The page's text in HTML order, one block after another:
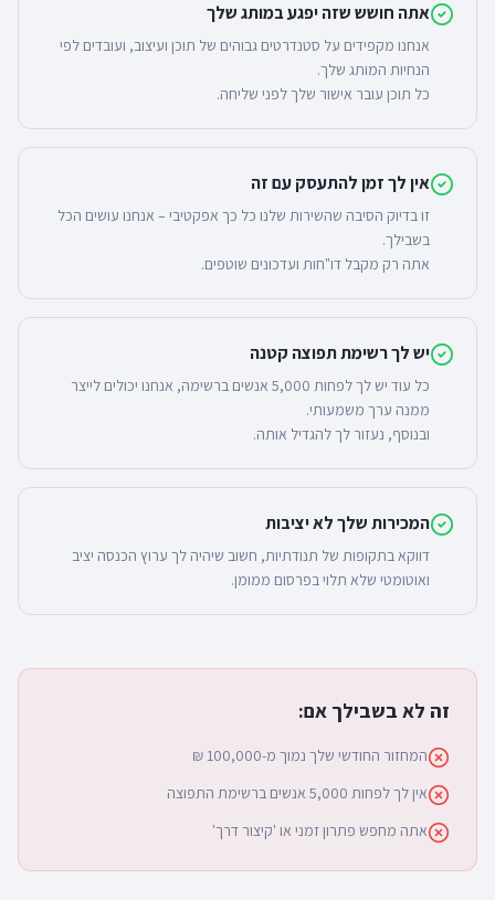
אתה חושש שזה יפגע במותג שלך
אנחנו מקפידים על סטנדרטים גבוהים של תוכן ועיצוב, ועובדים לפי
כל תוכן עובר אישור שלך לפני שליחה.
אין לך זמן להתעסק עם זה
זו בדיוק הסיבה שהשירות שלנו כל כך אפקטיבי – אנחנו עושים הכל
אתה רק מקבל דו"חות ועדכונים שוטפים.
יש לך רשימת תפוצה קטנה
כל עוד יש לך לפחות 5,000 אנשים ברשימה, אנחנו יכולים לייצר
ובנוסף, נעזור לך להגדיל אותה.
המכירות שלך לא יציבות
דווקא בתקופות של תנודתיות, חשוב שיהיה לך ערוץ הכנסה יציב
ואוטומטי שלא תלוי בפרסום ממומן.
זה לא בשבילך אם:
המחזור החודשי שלך נמוך מ-100,000 ₪
אין לך לפחות 5,000 אנשים ברשימת התפוצה
אתה מחפש פתרון זמני או 'קיצור דרך'